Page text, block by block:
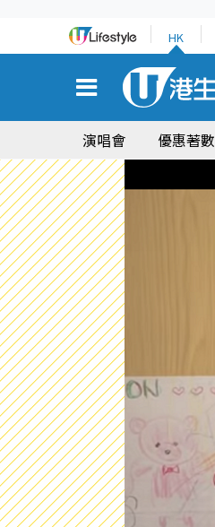
HK
演唱會 優惠著數